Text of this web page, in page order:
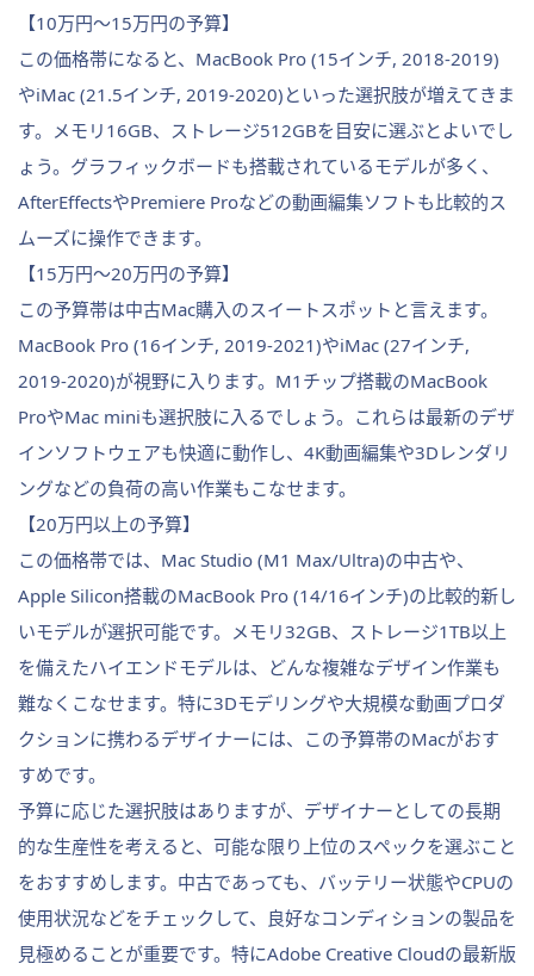
【10万円～15万円の予算】
この価格帯になると、MacBook Pro (15インチ, 2018-2019)
やiMac (21.5インチ, 2019-2020)といった選択肢が増えてきま
す。メモリ16GB、ストレージ512GBを目安に選ぶとよいでし
ょう。グラフィックボードも搭載されているモデルが多く、
AfterEffectsやPremiere Proなどの動画編集ソフトも比較的ス
ムーズに操作できます。
【15万円～20万円の予算】
この予算帯は中古Mac購入のスイートスポットと言えます。
MacBook Pro (16インチ, 2019-2021)やiMac (27インチ,
2019-2020)が視野に入ります。M1チップ搭載のMacBook
ProやMac miniも選択肢に入るでしょう。これらは最新のデザ
インソフトウェアも快適に動作し、4K動画編集や3Dレンダリ
ングなどの負荷の高い作業もこなせます。
【20万円以上の予算】
この価格帯では、Mac Studio (M1 Max/Ultra)の中古や、
Apple Silicon搭載のMacBook Pro (14/16インチ)の比較的新し
いモデルが選択可能です。メモリ32GB、ストレージ1TB以上
を備えたハイエンドモデルは、どんな複雑なデザイン作業も
難なくこなせます。特に3Dモデリングや大規模な動画プロダ
クションに携わるデザイナーには、この予算帯のMacがおす
すめです。
予算に応じた選択肢はありますが、デザイナーとしての長期
的な生産性を考えると、可能な限り上位のスペックを選ぶこと
をおすすめします。中古であっても、バッテリー状態やCPUの
使用状況などをチェックして、良好なコンディションの製品を
見極めることが重要です。特にAdobe Creative Cloudの最新版